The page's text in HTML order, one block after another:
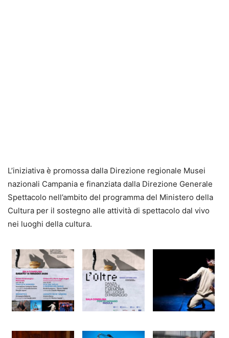
L’iniziativa è promossa dalla Direzione regionale Musei
nazionali Campania e finanziata dalla Direzione Generale
Spettacolo nell’ambito del programma del Ministero della
Cultura per il sostegno alle attività di spettacolo dal vivo
nei luoghi della cultura.